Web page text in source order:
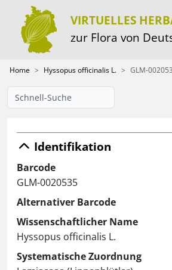
VIRTUELLES
zur Flora von
Home Hyssopus officinalis L. GLM-
Identifikation
Barcode
GLM-0020535
Alternativer Barcode
Wissenschaftlicher Name
Hyssopus officinalis L.
Systematische Zuordnung